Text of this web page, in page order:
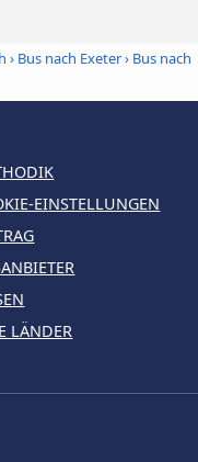
› Bus nach Exeter› Bus nach
EINSTELLUNGEN
LÄNDER